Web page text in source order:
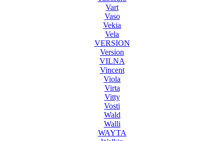
Vart
Vaso
Vekia
Vela
VERSION
Version
VILNA
Vincent
Viola
Virta
Vitty
Vosti
Wald
Walli
WAYTA